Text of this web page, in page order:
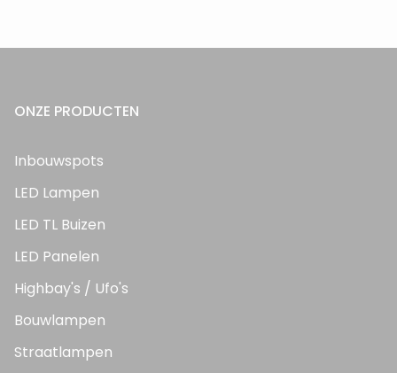
ONZE PRODUCTEN
Inbouwspots
LED Lampen
LED TL Buizen
LED Panelen
Highbay's / Ufo's
Bouwlampen
Straatlampen